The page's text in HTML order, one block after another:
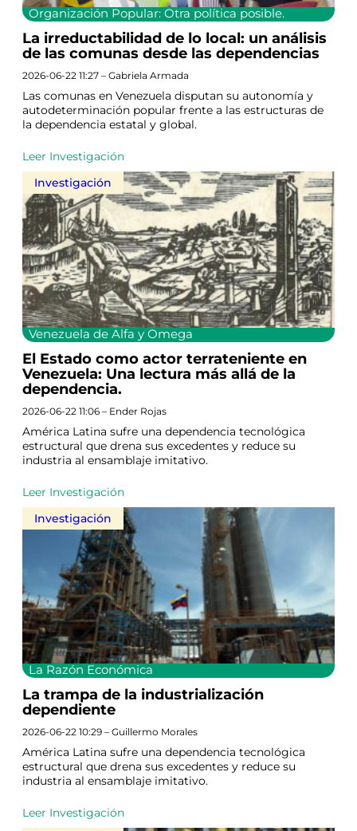
Organización Popular: Otra política posible.
La irreductabilidad de lo local: un análisis
de las comunas desde las dependencias
2026-06-22 11:27 – Gabriela Armada
Las comunas en Venezuela disputan su autonomía y
autodeterminación popular frente a las estructuras de
la dependencia estatal y global.
Leer Investigación
Investigación
Venezuela de Alfa y Omega
El Estado como actor terrateniente en
Venezuela: Una lectura más allá de la
dependencia.
2026-06-22 11:06 – Ender Rojas
América Latina sufre una dependencia tecnológica
estructural que drena sus excedentes y reduce su
industria al ensamblaje imitativo.
Leer Investigación
Investigación
La Razón Económica
La trampa de la industrialización
dependiente
2026-06-22 10:29 – Guillermo Morales
América Latina sufre una dependencia tecnológica
estructural que drena sus excedentes y reduce su
industria al ensamblaje imitativo.
Leer Investigación